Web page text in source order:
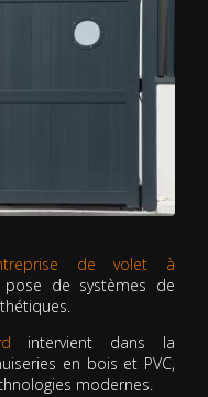
de volet à
de systèmes de
intervient dans la
en bois et PVC,
modernes.